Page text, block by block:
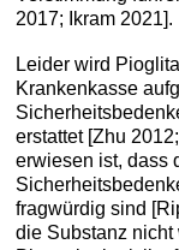
2017; Ikram 2021].
Leider wird
Krankenkasse
erstattet [Zhu
erwiesen ist, dass
fragwürdig sind
die Substanz